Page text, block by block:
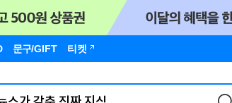
문구/GIFT 티켓